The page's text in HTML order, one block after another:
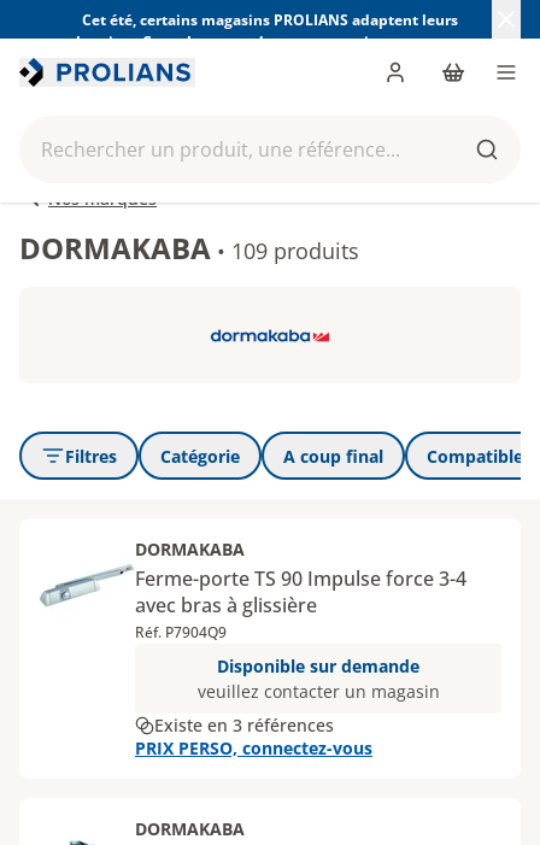
Cet été, certains magasins PROLIANS adaptent leurs
horaires. Consultez ceux de votre magasin avant votre
visite.
Rechercher un produit, une référence...
Panier
Nos marques
DORMAKABA • 109 produits
Filtres Catégorie A coup final Compatible
DORMAKABA
Ferme-porte TS 90 Impulse force 3-4
avec bras à glissière
Réf. P7904Q9
Disponible sur demande
veuillez contacter un magasin
Existe en 3 références
PRIX PERSO, connectez-vous
DORMAKABA